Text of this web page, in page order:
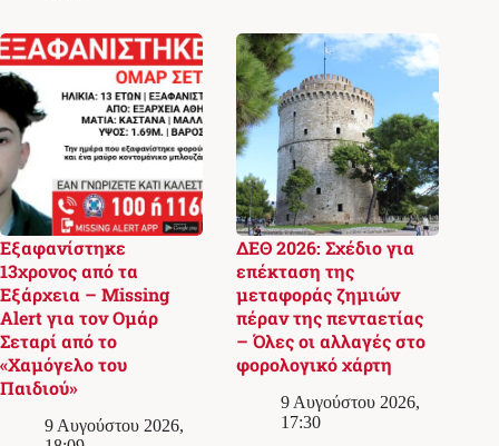
Εξαφανίστηκε
13χρονος από τα
Εξάρχεια – Missing
Alert για τον Ομάρ
Σεταρί από το
«Χαμόγελο του
Παιδιού»
9 Αυγούστου 2026,
ΔΕΘ 2026: Σχέδιο για
επέκταση της
μεταφοράς ζημιών
πέραν της πενταετίας
– Όλες οι αλλαγές στο
φορολογικό χάρτη
9 Αυγούστου 2026,
17:30